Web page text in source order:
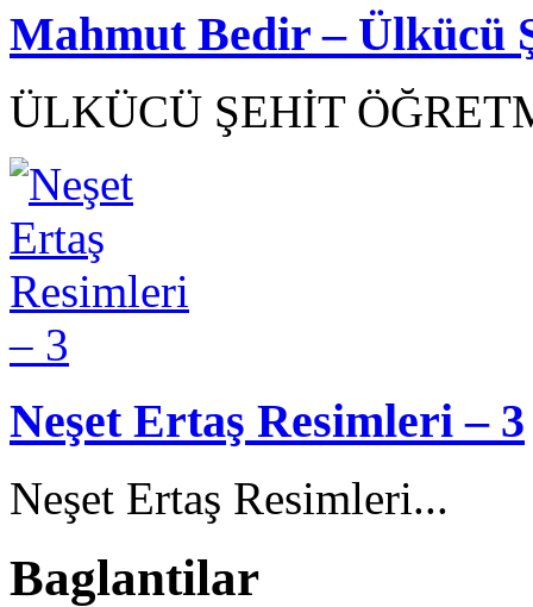
Mahmut Bedir – Ülkücü
ÜLKÜCÜ ŞEHİT
Neşet Ertaş Resimleri – 3
Neşet Ertaş Resimleri...
Baglantilar